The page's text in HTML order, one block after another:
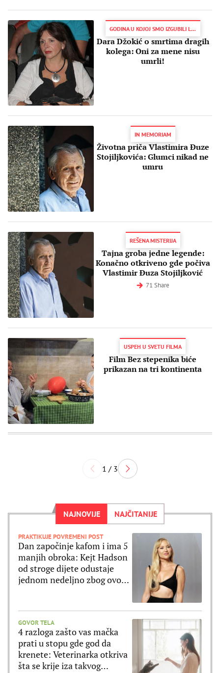
GODINA U KOJOJ SMO IZGUBILI LEGENDE
Dara Džokić o smrtima dragih
kolega: Oni za mene nisu
umrli!
IN MEMORIAM
Životna priča Vlastimira Đuze
Stojiljkovića: Glumci nikad ne
umru
REŠENA MISTERIJA
Tajna groba jedne legende:
Konačno otkriveno gde počiva
Vlastimir Đuza Stojiljković
71 Share
USPEH U SVETU FILMA
Film Bez stepenika biće
prikazan na tri kontinenta
1 / 3
NAJNOVIJE NAJČITANIJE
PRAKTIKUJE POVREMENI POST
Dan započinje kafom i ima 5
manjih obroka: Kejt Hadson
od stroge dijete odustaje
jednom nedeljno zbog ovog
GOVOR TELA
4 razloga zašto vas mačka
prati u stopu gde god da
krenete: Veterinarka otkriva
šta se krije iza takvog